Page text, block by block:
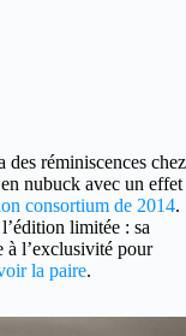
des réminiscences chez
nubuck avec un effet
consortium de 2014.
limitée : sa
à l’exclusivité pour
la paire.